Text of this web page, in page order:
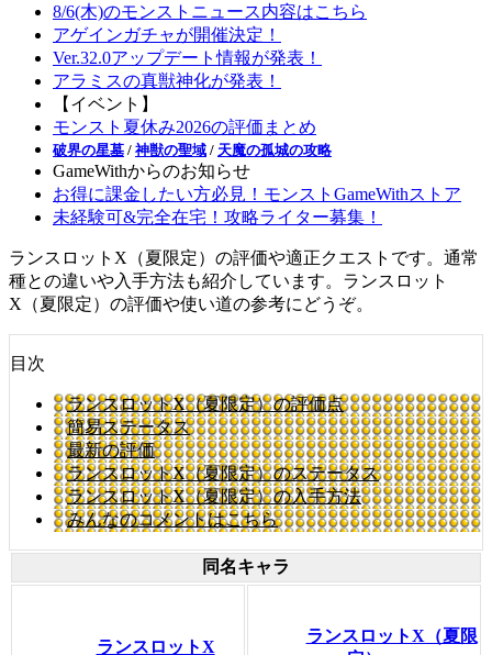
8/6(木)のモンストニュース内容はこちら
アゲインガチャが開催決定！
Ver.32.0アップデート情報が発表！
アラミスの真獣神化が発表！
【イベント】
モンスト夏休み2026の評価まとめ
破界の星墓 / 神獣の聖域 / 天魔の孤城の攻略
GameWithからのお知らせ
お得に課金したい方必見！モンストGameWithストア
未経験可&完全在宅！攻略ライター募集！
ランスロットX（夏限定）の評価や適正クエストです。通常
種との違いや入手方法も紹介しています。ランスロット
X（夏限定）の評価や使い道の参考にどうぞ。
目次
ランスロットX（夏限定）の評価点
簡易ステータス
最新の評価
ランスロットX（夏限定）のステータス
ランスロットX（夏限定）の入手方法
みんなのコメントはこちら
同名キャラ
ランスロットX
ランスロットX（夏限